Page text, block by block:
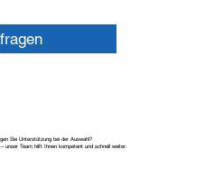
Sie Unterstützung bei der Auswahl?
unser Team hilft Ihnen kompetent und schnell weiter.